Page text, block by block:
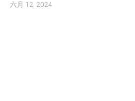
六月 12, 2024